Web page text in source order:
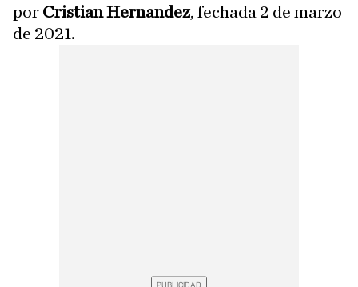
por Cristian Hernandez, fechada 2 de marzo
de 2021.